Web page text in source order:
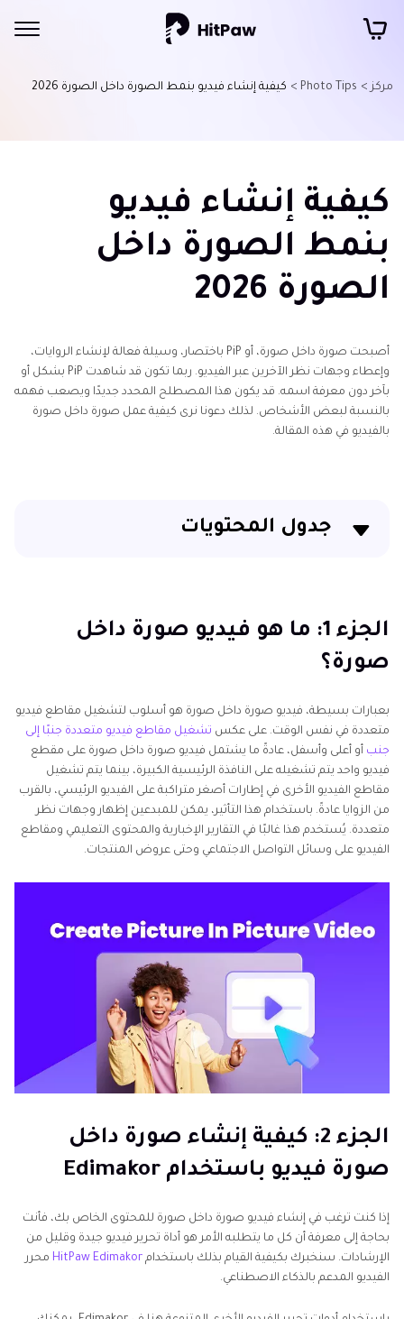
مركز > Photo Tips > كيفية إنشاء فيديو بنمط الصورة داخل الصورة 2026
كيفية إنشاء فيديو
بنمط الصورة داخل
الصورة 2026
أصبحت صورة داخل صورة، أو PiP باختصار، وسيلة فعالة لإنشاء الروايات،
وإعطاء وجهات نظر الآخرين عبر الفيديو. ربما تكون قد شاهدت PiP بشكل أو
بآخر دون معرفة اسمه. قد يكون هذا المصطلح المحدد جديدًا ويصعب فهمه
بالنسبة لبعض الأشخاص. لذلك دعونا نرى كيفية عمل صورة داخل صورة
بالفيديو في هذه المقالة.
جدول المحتويات
الجزء 2: كيفية إنشاء صورة داخل صورة فيديو باستخدام
Edimakor
الجزء 4: كيفية عمل صورة فيديو داخل صورة على YouTube
خاتمة
الجزء 1: ما هو فيديو صورة داخل
صورة؟
بعبارات بسيطة، فيديو صورة داخل صورة هو أسلوب لتشغيل مقاطع فيديو
متعددة في نفس الوقت. على عكس تشغيل مقاطع فيديو متعددة جنبًا إلى
جنب أو أعلى وأسفل، عادةً ما يشتمل فيديو صورة داخل صورة على مقطع
فيديو واحد يتم تشغيله على النافذة الرئيسية الكبيرة، بينما يتم تشغيل
مقاطع الفيديو الأخرى في إطارات أصغر متراكبة على الفيديو الرئيسي، بالقرب
من الزوايا عادةً. باستخدام هذا التأثير، يمكن للمبدعين إظهار وجهات نظر
متعددة. يُستخدم هذا غالبًا في التقارير الإخبارية والمحتوى التعليمي ومقاطع
الفيديو على وسائل التواصل الاجتماعي وحتى عروض المنتجات.
الجزء 2: كيفية إنشاء صورة داخل
صورة فيديو باستخدام Edimakor
إذا كنت ترغب في إنشاء فيديو صورة داخل صورة للمحتوى الخاص بك، فأنت
بحاجة إلى معرفة أن كل ما يتطلبه الأمر هو أداة تحرير فيديو جيدة وقليل من
الإرشادات. سنخبرك بكيفية القيام بذلك باستخدام HitPaw Edimakor محرر
الفيديو المدعم بالذكاء الاصطناعي.